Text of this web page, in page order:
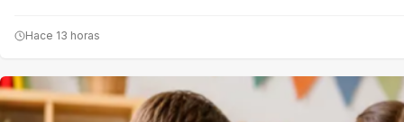
Hace 13 horas